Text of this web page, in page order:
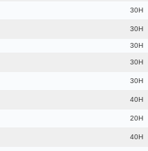
30H
30H
30H
30H
30H
40H
20H
40H